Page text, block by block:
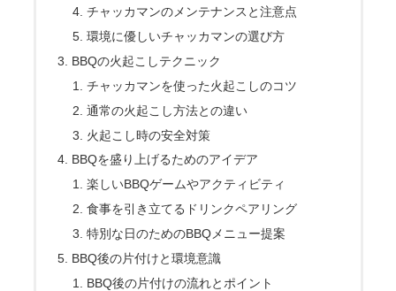
チャッカマンのメンテナンスと注意点
環境に優しいチャッカマンの選び方
BBQの火起こしテクニック
チャッカマンを使った火起こしのコツ
通常の火起こし方法との違い
火起こし時の安全対策
BBQを盛り上げるためのアイデア
楽しいBBQゲームやアクティビティ
食事を引き立てるドリンクペアリング
特別な日のためのBBQメニュー提案
BBQ後の片付けと環境意識
BBQ後の片付けの流れとポイント